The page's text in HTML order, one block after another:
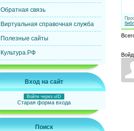
Обратная связь
Виртуальная справочная служба
Полезные сайты
Культура.РФ
Вход на сайт
Войти через uID
Старая форма входа
Поиск